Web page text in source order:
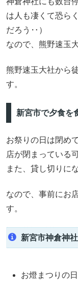
は人も凄くて恐ら
だろう‥）
なので、熊野速玉
熊野速玉大社から
す。
新宮市で夕食を
お祭りの日は閉め
店が閉まっている
また、貸し切りに
なので、事前にお
す。
新宮市神倉神
お燈まつりの